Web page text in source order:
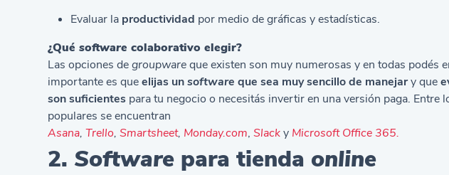
Evaluar la productividad por medio de gráficas y estadísticas.
¿Quésoftware colaborativo elegir?
Las opciones degroupwareque existen son muy numerosas y en todas podés
importante es queelijas unsoftware que sea muy sencillo de manejary que
son suficientes para tu negocio o necesitás invertir en una versión paga. Entre
populares se encuentran
Asana,Trello,Smartsheet, Monday.com,Slacky Microsoft Office 365.
2. Software para tienda online